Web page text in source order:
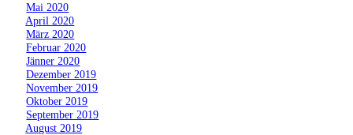
»Mai 2020
April 2020
»März 2020
»Februar 2020
»Jänner 2020
»Dezember 2019
»November 2019
»Oktober 2019
September 2019
August 2019